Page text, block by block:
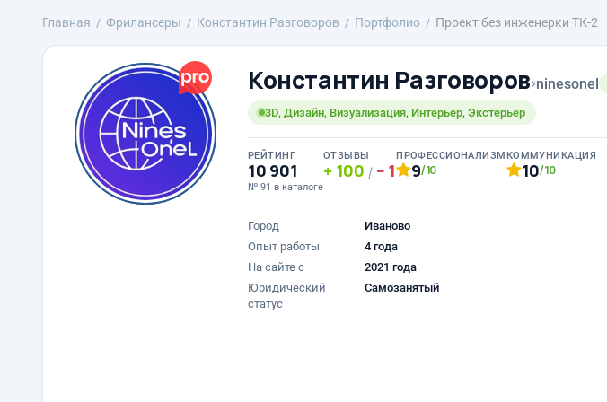
Главная Фрилансеры Константин Разговоров Портфолио Проект без инженерки ТК-2
Константин Разговоров›ninesonel
3D, Дизайн, Визуализация, Интерьер, Экстерьер
РЕЙТИНГ
10 901
№ 91 в каталоге
ОТЗЫВЫ
100 / 1
ПРОФЕССИОНАЛИЗМ
9/10
КОММУНИКАЦИЯ
10/10
Город
Иваново
Опыт работы
4 года
На сайте с
2021 года
Юридический
статус
Самозанятый